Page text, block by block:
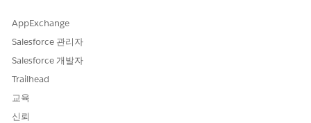
Performance Edition
Unlimited Edition
매출 인텔리전스에 대한 액세스 권한이 있는 사용자만 파이프라인
검사 플로 차트를 사용할 수 있습니다.
AppExchange
Salesforce 관리자
Salesforce 개발자
Trailhead
교육
신뢰